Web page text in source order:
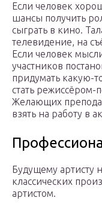
Если человек
шансы получить
сыграть в кино.
телевидение, на
Если человек
участников
придумать какую-
стать
Желающих
взять на работу в
Будущему артисту
классических
артистом.